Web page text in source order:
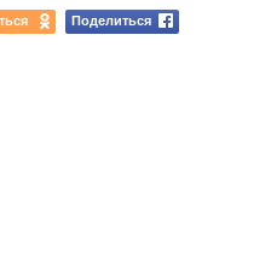
Поделиться